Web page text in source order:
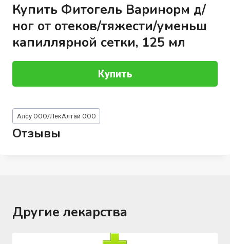
Купить Фитогель Варинорм д/
ног от отеков/тяжести/уменьш
капиллярной сетки, 125 мл
Купить
Метки
записи:
Алсу ООО/ЛекАлтай ООО
Отзывы
Другие лекарства